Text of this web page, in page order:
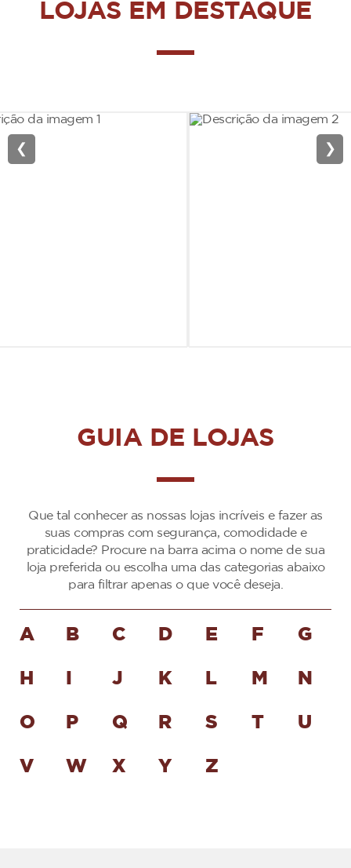
LOJAS EM DESTAQUE
❮ ❯
GUIA DE LOJAS
Que tal conhecer as nossas lojas incríveis e fazer as
suas compras com segurança, comodidade e
praticidade? Procure na barra acima o nome de sua
loja preferida ou escolha uma das categorias abaixo
para filtrar apenas o que você deseja.
A B C D E F G
H J K L M N
O P Q R S T U
V W X Y Z